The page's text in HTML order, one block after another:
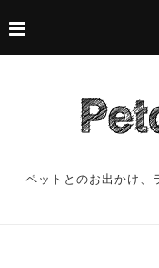
ペットとのお出かけ、